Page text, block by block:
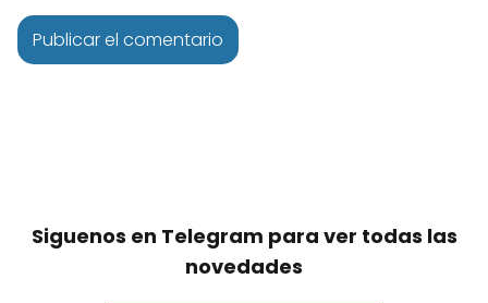
Siguenos en Telegram para ver todas las
novedades